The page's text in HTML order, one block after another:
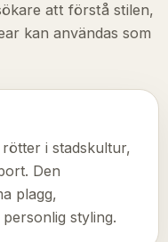
att förstå stilen,
kan användas som
i stadskultur,
Den
plagg,
styling.